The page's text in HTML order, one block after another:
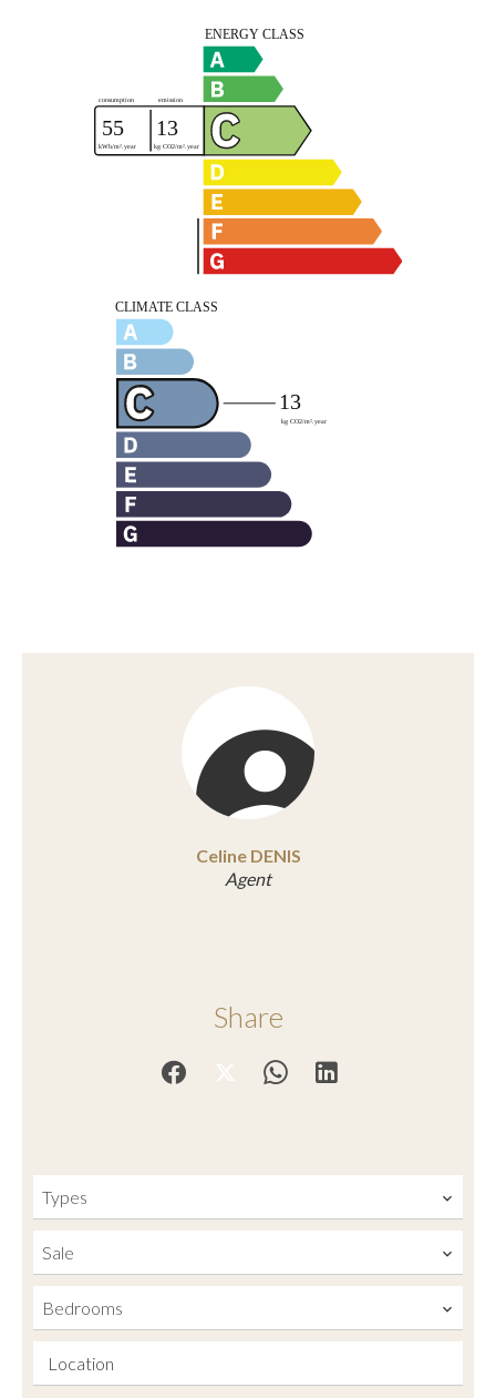
Celine DENIS
Agent
Share
Types
Sale
Bedrooms
Location